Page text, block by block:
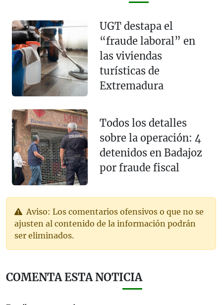
UGT destapa el
“fraude laboral” en
las viviendas
turísticas de
Extremadura
Todos los detalles
sobre la operación: 4
detenidos en Badajoz
por fraude fiscal
Aviso: Los comentarios ofensivos o que no se
ajusten al contenido de la información podrán
ser eliminados.
COMENTA ESTA NOTICIA